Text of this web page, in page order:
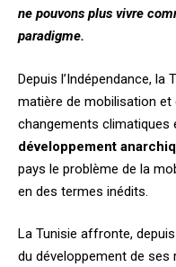
ne pouvons plus vivre
paradigme.
Depuis l’Indépendance, la
matière de mobilisation et
changements climatiques
développement
pays le problème de la
en des termes inédits.
La Tunisie affronte,
du développement de ses